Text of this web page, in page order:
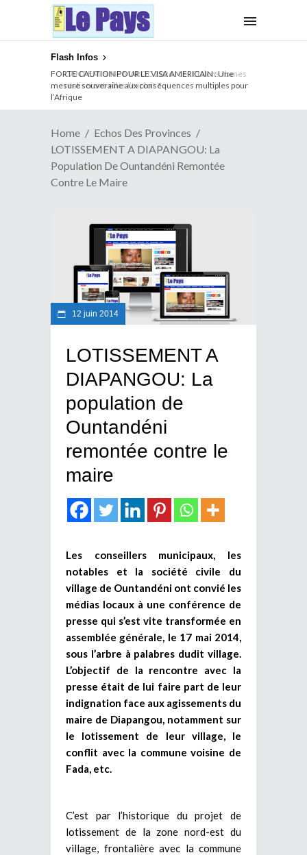
Flash Infos
FORTE CAUTION POUR LE VISA AMERICAIN : Une
mesure souveraine aux conséquences multiples pour
l’Afrique
Home
Echos Des Provinces
LOTISSEMENT A DIAPANGOU: La
Population De Ountandéni Remontée
Contre Le Maire
12 juin 2014
LOTISSEMENT A
DIAPANGOU: La
population de
Ountandéni
remontée contre le
maire
Les conseillers municipaux, les
notables et la société civile du
village de Ountandéni ont convié les
médias locaux à une conférence de
presse qui s’est vite transformée en
assemblée générale, le 17 mai 2014,
sous l’arbre à palabres dudit village.
L’objectif de la rencontre avec la
presse était de lui faire part de leur
indignation face aux agissements du
maire de Diapangou, notamment sur
le lotissement de leur village, le
conflit avec la commune voisine de
Fada, etc.
C’est par l’historique du projet de
lotissement de la zone nord-est du
village, frontalière avec la commune